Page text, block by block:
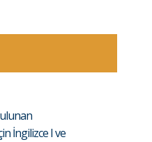
İngilizce I ve